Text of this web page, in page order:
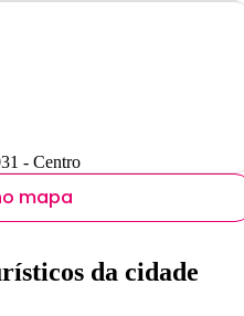
- Centro
mapa
da cidade